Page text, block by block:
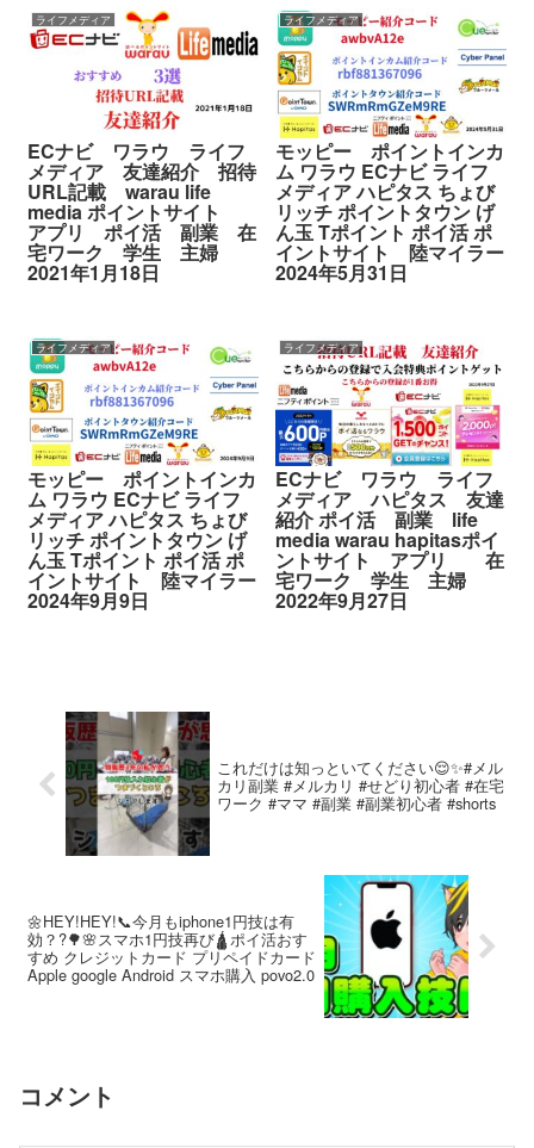
ライフメディア
ECナビ ワラウ ライフ
メディア 友達紹介 招待
URL記載 warau life
media ポイントサイト
アプリ ポイ活 副業 在
宅ワーク 学生 主婦
2021年1月18日
ライフメディア
モッピー ポイントインカ
ム ワラウ ECナビ ライフ
メディア ハピタス ちょび
リッチ ポイントタウン げ
ん玉 Tポイント ポイ活 ポ
イントサイト 陸マイラー
2024年5月31日
ライフメディア
モッピー ポイントインカ
ム ワラウ ECナビ ライフ
メディア ハピタス ちょび
リッチ ポイントタウン げ
ん玉 Tポイント ポイ活 ポ
イントサイト 陸マイラー
2024年9月9日
ライフメディア
ECナビ ワラウ ライフ
メディア ハピタス 友達
紹介 ポイ活 副業 life
media warau hapitasポイ
ントサイト アプリ 在
宅ワーク 学生 主婦
2022年9月27日
これだけは知っといてください😌✨#メル
カリ副業 #メルカリ #せどり初心者 #在宅
ワーク #ママ #副業 #副業初心者 #shorts
🌼HEY!HEY!📞今月もiphone1円技は有
効？?🌳🌸スマホ1円技再び🛕ポイ活おす
すめ クレジットカード プリペイドカード
Apple google Android スマホ購入 povo2.0
コメント